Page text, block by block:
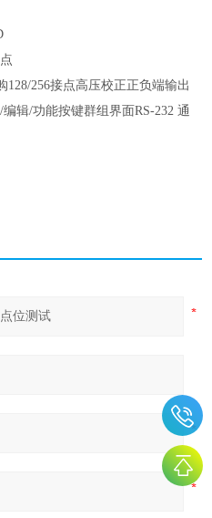
128/256接点高压校正正负端输出
辑/功能按键群组界面RS-232 通